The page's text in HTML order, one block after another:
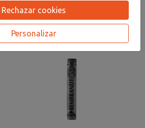
RELACIONADOS
Rechazar cookies
Personalizar